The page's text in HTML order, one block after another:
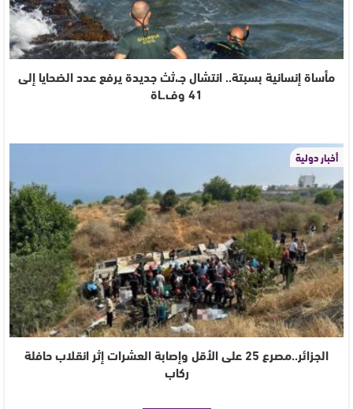
مأساة إنسانية بسبتة.. انتشال جـ،ثث جديدة يرفع عدد الضحايا إلى
41 وف.ـاة
أخبار دولية
الجزائر..مصرع 25 على الأقل وإصابة العشرات إثر انقلاب حافلة
ركاب